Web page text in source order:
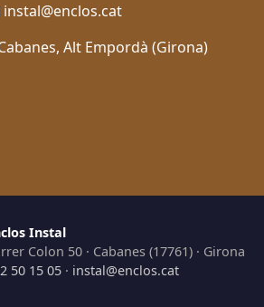
instal@enclos.cat
Alt Empordà (Girona)
Instal
Colon 50 · Cabanes (17761) · Girona
50 15 05 · instal@enclos.cat